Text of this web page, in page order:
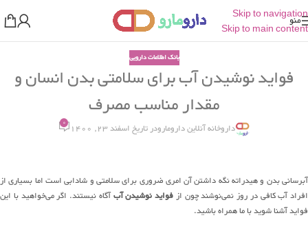
Skip to navigation
Skip to main content
منو
بانک اطلاعات دارویی
فواید نوشیدن آب برای سلامتی بدن انسان و
مقدار مناسب مصرف
داروخانه آنلاین دارومارودر تاریخ اسفند 23, 1400 0
آبرسانی بدن و هیدراته نگه داشتن آن امری ضروری برای سلامتی و شادابی است اما بسیاری از
افراد آب کافی در روز نمی‌نوشند چون ازفواید نوشیدن آبآگاه نیستند. اگر می‌خواهید با این
فواید آشنا شوید با ما همراه باشید.